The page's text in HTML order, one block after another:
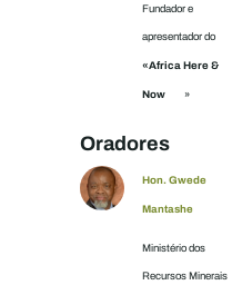
Fundador e
apresentador do
«Africa Here &
Now
»
Oradores
Hon. Gwede
Mantashe
Ministério dos
Recursos Minerais